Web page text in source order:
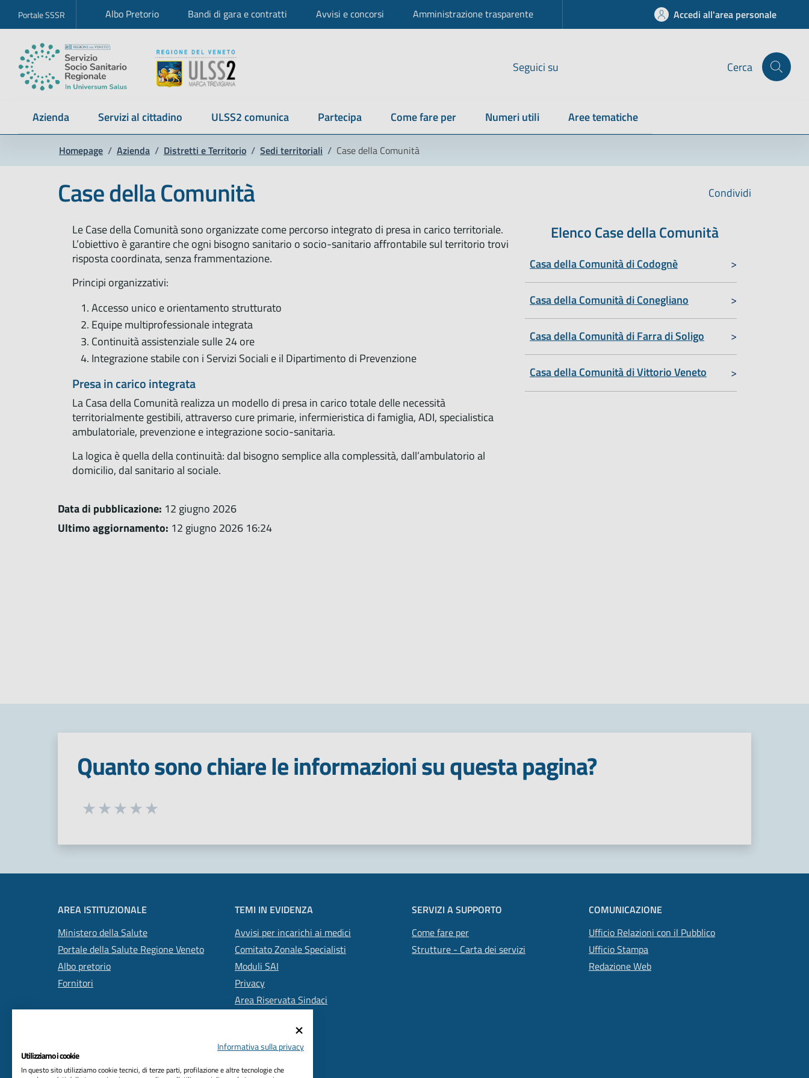
Portale SSSR Albo Pretorio Bandi di gara e contratti Avvisi e concorsi Amministrazione trasparente Accedi all'area personale
Seguici su Cerca
Azienda Servizi al cittadino ULSS2 comunica Partecipa Come fare per Numeri utili Aree tematiche
Homepage / Azienda / Distretti e Territorio / Sedi territoriali / Case della Comunità
Condividi
Case della Comunità
Le Case della Comunità sono organizzate come percorso integrato di presa in carico territoriale.
L’obiettivo è garantire che ogni bisogno sanitario o socio-sanitario affrontabile sul territorio trovi
risposta coordinata, senza frammentazione.
Principi organizzativi:
Accesso unico e orientamento strutturato
Equipe multiprofessionale integrata
Continuità assistenziale sulle 24 ore
Integrazione stabile con i Servizi Sociali e il Dipartimento di Prevenzione
Presa in carico integrata
La Casa della Comunità realizza un modello di presa in carico totale delle necessità
territorialmente gestibili, attraverso cure primarie, infermieristica di famiglia, ADI, specialistica
ambulatoriale, prevenzione e integrazione socio-sanitaria.
La logica è quella della continuità: dal bisogno semplice alla complessità, dall’ambulatorio al
domicilio, dal sanitario al sociale.
Elenco Case della Comunità
Casa della Comunità di Codognè
Casa della Comunità di Conegliano
Casa della Comunità di Farra di Soligo
Casa della Comunità di Vittorio Veneto
Data di pubblicazione: 12 giugno 2026
Ultimo aggiornamento: 12 giugno 2026 16:24
Quanto sono chiare le informazioni su questa pagina?
Seleziona una valutazione da 1 a 5 stelle
AREA ISTITUZIONALE
Ministero della Salute
Portale della Salute Regione Veneto
Albo pretorio
Fornitori
TEMI IN EVIDENZA
Avvisi per incarichi ai medici
Comitato Zonale Specialisti
Moduli SAI
Privacy
Area Riservata Sindaci
SERVIZI A SUPPORTO
Come fare per
Strutture - Carta dei servizi
COMUNICAZIONE
Ufficio Relazioni con il Pubblico
Ufficio Stampa
Redazione Web
Informativa sulla privacy
Utilizziamo i cookie
In questo sito utilizziamo cookie tecnici, di terze parti, profilazione e altre tecnologie che